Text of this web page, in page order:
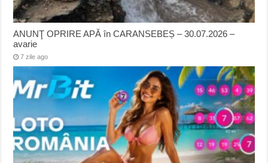
ANUNŢ OPRIRE APĂ în CARANSEBEȘ – 30.07.2026 –
avarie
7 zile ago